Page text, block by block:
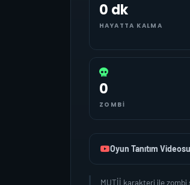
0 dk
HAYATTA KALMA
0
ZOMBI
Oyun Tanıtım Videosu
MUTİİ karakteri ile zombi